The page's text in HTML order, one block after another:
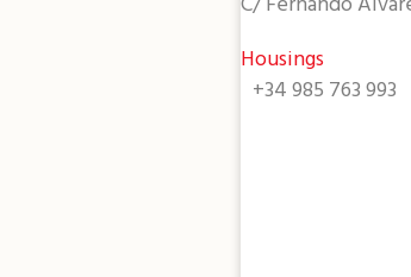
Housings
+34 985 763 993